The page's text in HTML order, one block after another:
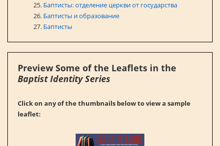
Баптисты: отделение церкви от государства
Баптисты и образование
Баптисты
Preview Some of the Leaflets in the
Baptist Identity Series
Click on any of the thumbnails below to view a sample
leaflet: